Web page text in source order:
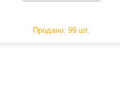
Продано: 99 шт.